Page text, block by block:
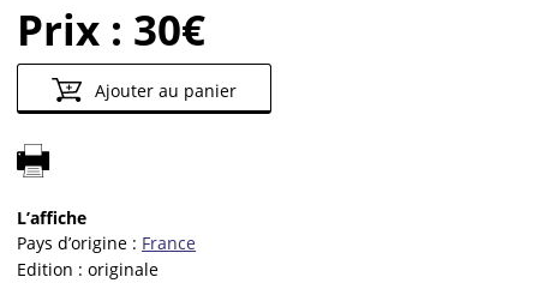
Prix : 30€
Ajouter au panier
L’affiche
Pays d’origine : France
Edition : originale